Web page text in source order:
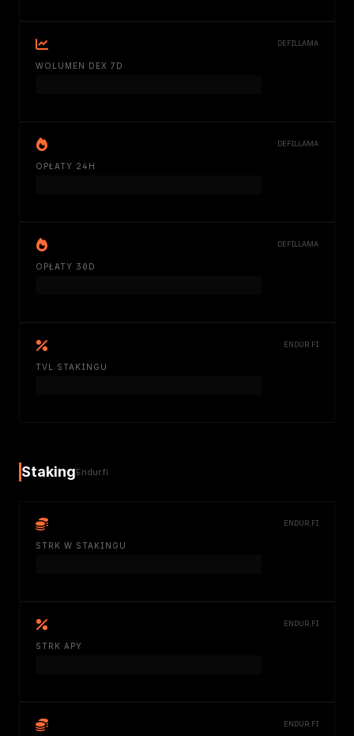
DEFILLAMA
WOLUMEN DEX 7D
DEFILLAMA
OPŁATY 24H
DEFILLAMA
OPŁATY 30D
ENDUR.FI
TVL STAKINGU
StakingEndur.fi
ENDUR.FI
STRK W STAKINGU
ENDUR.FI
STRK APY
ENDUR.FI